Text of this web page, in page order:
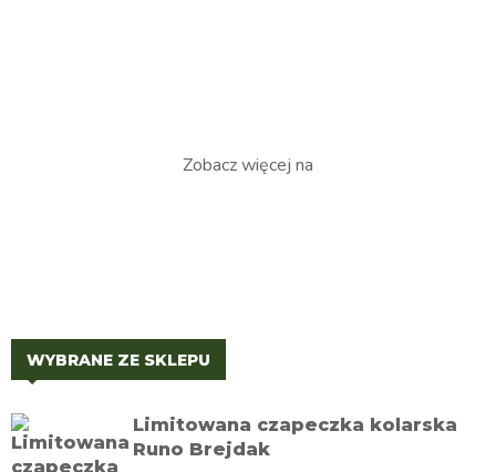
Zobacz więcej na
WYBRANE ZE SKLEPU
Limitowana czapeczka kolarska
Runo Brejdak